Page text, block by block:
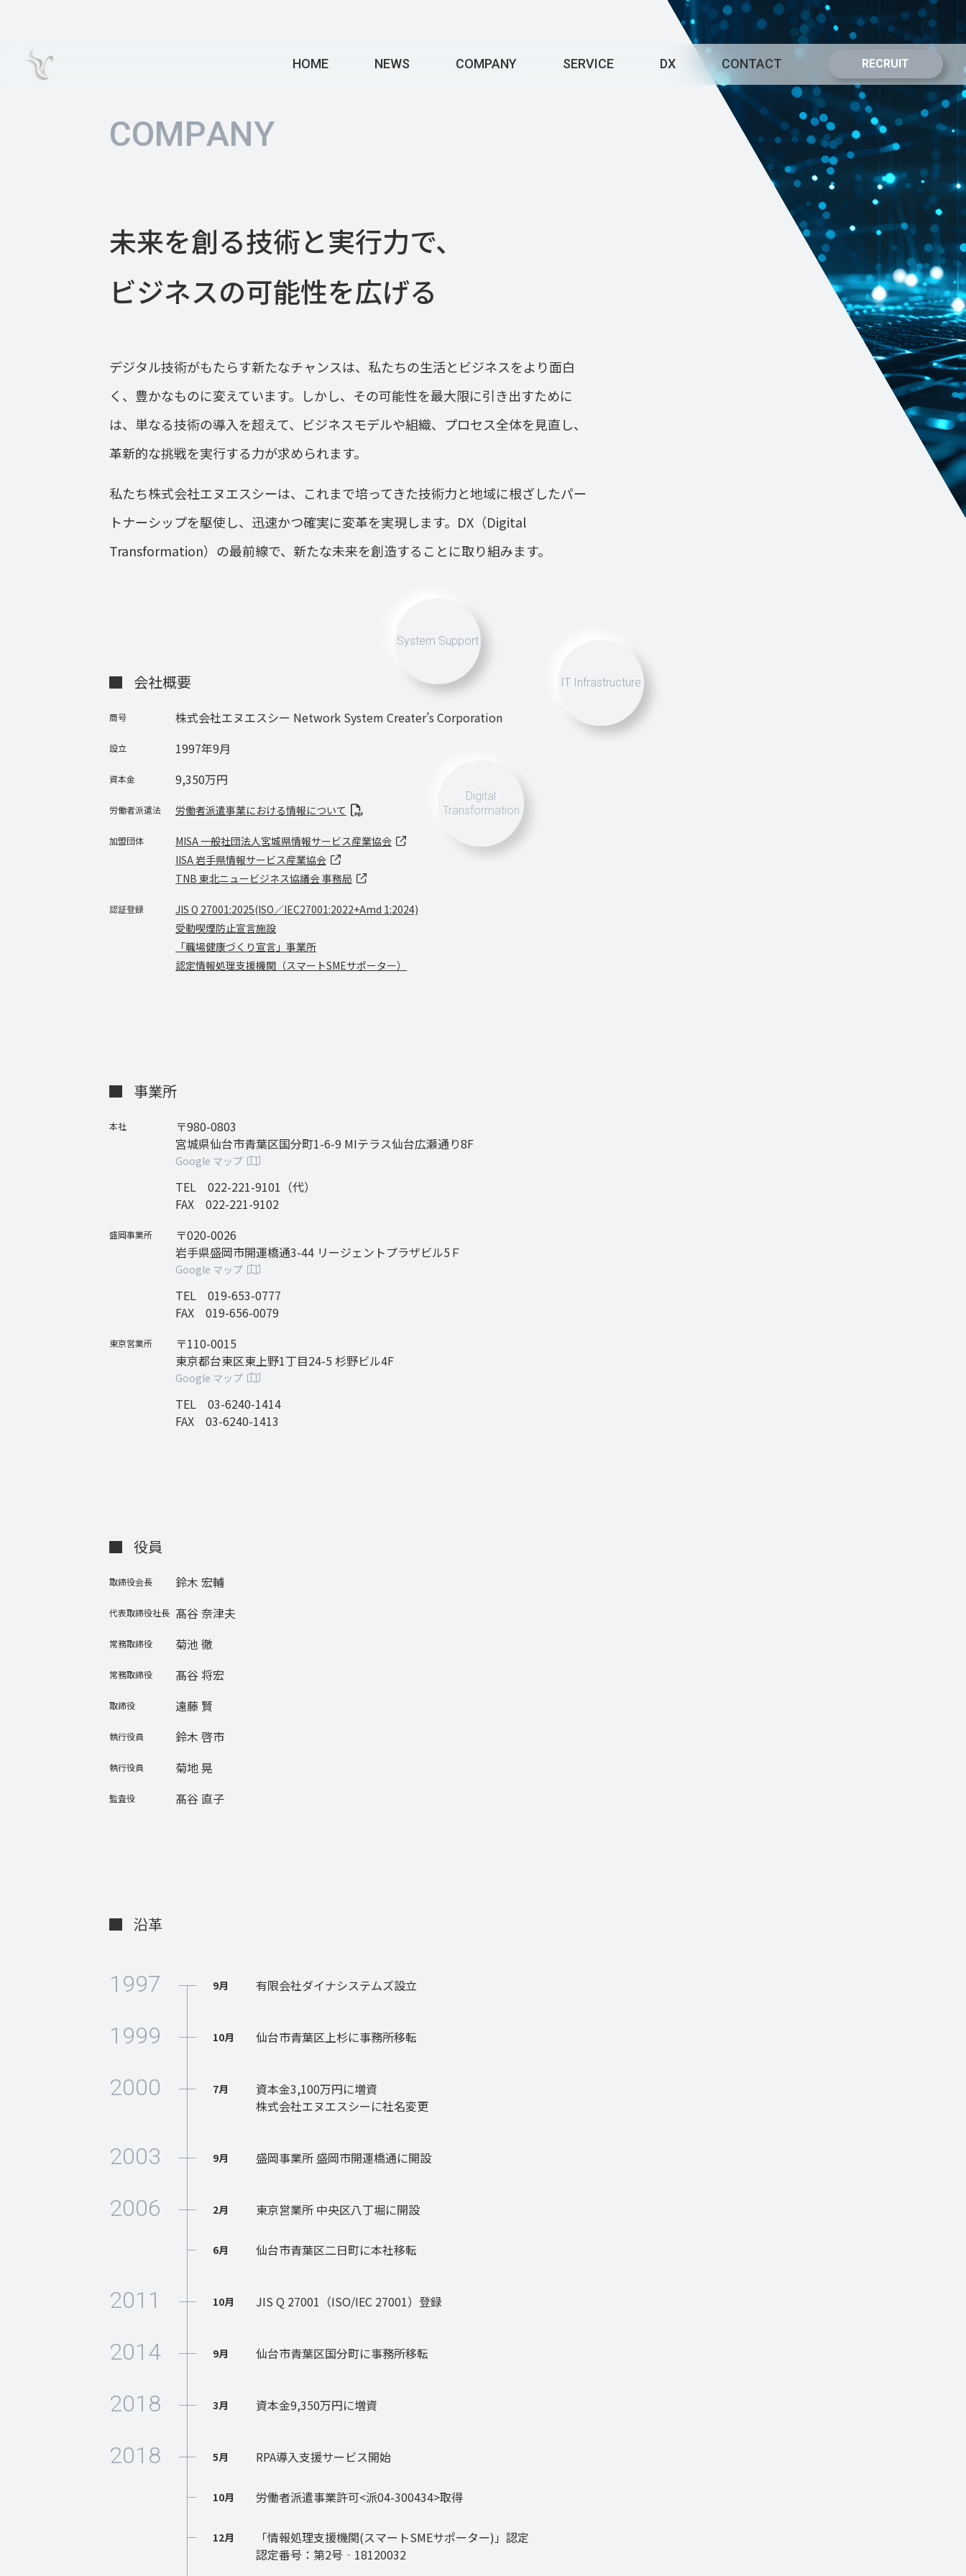
HOME NEWS COMPANY SERVICE DX CONTACT RECRUIT
COMPANY
未来を創る技術と実行力で、
ビジネスの可能性を広げる
デジタル技術がもたらす新たなチャンスは、私たちの生活とビジネスをより面白
く、豊かなものに変えています。しかし、その可能性を最大限に引き出すために
は、単なる技術の導入を超えて、ビジネスモデルや組織、プロセス全体を見直し、
革新的な挑戦を実行する力が求められます。
私たち株式会社エヌエスシーは、これまで培ってきた技術力と地域に根ざしたパー
トナーシップを駆使し、迅速かつ確実に変革を実現します。DX（Digital
Transformation）の最前線で、新たな未来を創造することに取り組みます。
System Support
IT Infrastructure
Digital
Transformation
会社概要
商号 株式会社エヌエスシー Network System Creater’s Corporation
設立 1997年9月
資本金 9,350万円
労働者派遣法 労働者派遣事業における情報について
加盟団体
MISA 一般社団法人宮城県情報サービス産業協会
IISA 岩手県情報サービス産業協会
TNB 東北ニュービジネス協議会 事務局
認証登録
JIS Q 27001:2025(ISO／IEC27001:2022+Amd 1:2024)
受動喫煙防止宣言施設
「職場健康づくり宣言」事業所
認定情報処理支援機関（スマートSMEサポーター）
事業所
本社
〒980-0803
宮城県仙台市青葉区国分町1-6-9 MIテラス仙台広瀬通り8F
Google マップ
TEL 022-221-9101（代）
FAX 022-221-9102
盛岡事業所
〒020-0026
岩手県盛岡市開運橋通3-44 リージェントプラザビル5Ｆ
Google マップ
TEL 019-653-0777
FAX 019-656-0079
東京営業所
〒110-0015
東京都台東区東上野1丁目24-5 杉野ビル4F
Google マップ
TEL 03-6240-1414
FAX 03-6240-1413
役員
取締役会長 鈴木 宏輔
代表取締役社長 髙谷 奈津夫
常務取締役 菊池 徹
常務取締役 髙谷 将宏
取締役 遠藤 賢
執行役員 鈴木 啓市
執行役員 菊地 晃
監査役 髙谷 直子
沿革
1997 9月 有限会社ダイナシステムズ設立
1999 10月 仙台市青葉区上杉に事務所移転
2000 7月
資本金3,100万円に増資
株式会社エヌエスシーに社名変更
2003 9月 盛岡事業所 盛岡市開運橋通に開設
2006 2月 東京営業所 中央区八丁堀に開設
6月 仙台市青葉区二日町に本社移転
2011 10月 JIS Q 27001（ISO/IEC 27001）登録
2014 9月 仙台市青葉区国分町に事務所移転
2018 3月 資本金9,350万円に増資
2018 5月 RPA導入支援サービス開始
10月 労働者派遣事業許可<派04-300434>取得
12月
「情報処理支援機関(スマートSMEサポーター)」認定
認定番号：第2号‐18120032